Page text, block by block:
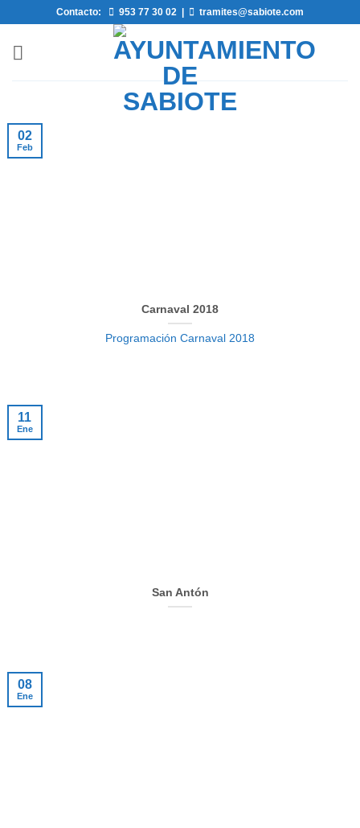
contenido
Contacto: 953 77 30 02 | tramites@sabiote.com
Carnaval 2018
Programación Carnaval 2018
02
Feb
San Antón
11
Ene
08
Ene